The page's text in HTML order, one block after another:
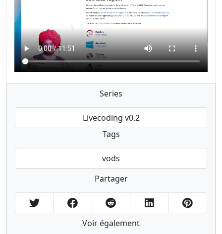
Series
Livecoding v0.2
Tags
vods
Partager
Voir également